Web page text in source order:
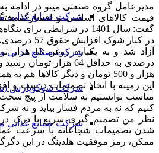
شرکت صنایع غذایی
شرکت صنایع غذایی
شرکت شوکوپارس
شرکت صنایع غذایی
مدیرعامل گروه صنعتی مینو در ادامه به
قیمت کالاهای اساسی و
گفت: سال 1401 در شرایطی
در کنار شوک
هزار و 500 تومان و دیگر کالاها
این زمینه با اتخاذ تصمیمات درست و
مناسب توانستیم به سلامت از پیچ سخت
کنیم که نه به مردم فشار بیاید و نه
نظر من تصمیم گیری سریع با درک
شدن تصمیمات شجاعانه با سرعت عمل
ممکن، رمز موفقیت هلدینگ در این